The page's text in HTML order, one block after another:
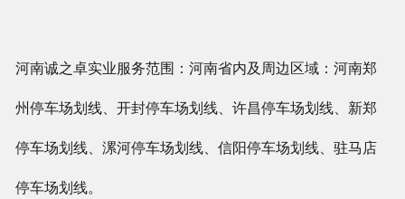
河南诚之卓实业服务范围：河南省内及周边区域：河南郑
州停车场划线、开封停车场划线、许昌停车场划线、新郑
停车场划线、漯河停车场划线、信阳停车场划线、驻马店
停车场划线。